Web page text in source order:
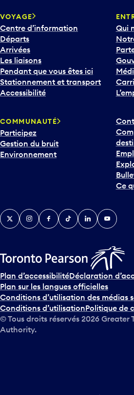
VOYAGE
Centre d’information
Départs
Arrivées
Les liaisons
Pendant que vous êtes ici
Stationnement et transport
Accessibilité
Qui
COMMUNAUTÉ
Participez
Gestion du bruit
Environnement
Ce
TwitterInstagramFacebook
TikTokLinkedInYouTube
Plan d’accessibilitéDéclaration
Plan sur les langues officielles
Conditions d’utilisation des médias
Conditions d’utilisationPolitique de
© Tous droits réservés 2026 Greater
Authority.